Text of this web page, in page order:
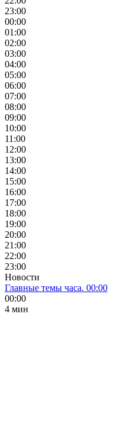
23:00
00:00
01:00
02:00
03:00
04:00
05:00
06:00
07:00
08:00
09:00
10:00
11:00
12:00
13:00
14:00
15:00
16:00
17:00
18:00
19:00
20:00
21:00
22:00
23:00
Новости
Главные темы часа. 00:00
00:00
4 мин